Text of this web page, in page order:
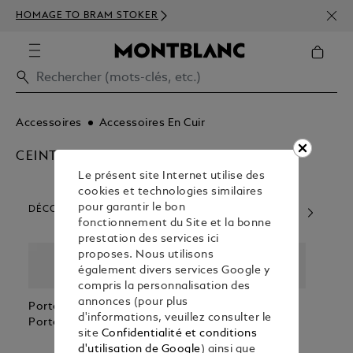
HOMAGE TO BRAM STOKER
350€
Accessoires Accessoires En Cuir
CEINTURES
DÉCOUVREZ NOS CATÉGORIES D’ARTICLES
Portefeuilles &
Porte Cartes
Ceintures
Le présent site Internet utilise des
cookies et technologies similaires
pour garantir le bon
fonctionnement du Site et la bonne
prestation des services ici
proposes. Nous utilisons
également divers services Google y
compris la personnalisation des
annonces (pour plus
d'informations, veuillez consulter le
site Confidentialité et conditions
d'utilisation de Google) ainsi que